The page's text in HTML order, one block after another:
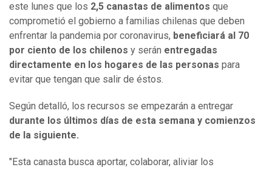
este lunes que los 2,5 canastas de alimentos que
comprometió el gobierno a familias chilenas que deben
enfrentar la pandemia por coronavirus, beneficiará al 70
por ciento de los chilenos y serán entregadas
directamente en los hogares de las personas para
evitar que tengan que salir de éstos.
Según detalló, los recursos se empezarán a entregar
durante los últimos días de esta semana y comienzos
de la siguiente.
"Esta canasta busca aportar, colaborar, aliviar los